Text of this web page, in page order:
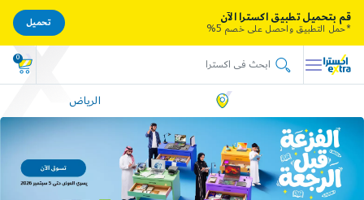
0
الرياض
قم بتحميل تطبيق اكسترا الآن
*حمل التطبيق واحصل على خصم 5%
تحميل